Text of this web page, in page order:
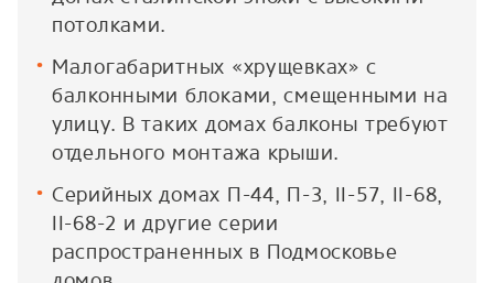
потолками.
Малогабаритных «хрущевках» с
балконными блоками, смещенными на
улицу. В таких домах балконы требуют
отдельного монтажа крыши.
Серийных домах П-44, П-3, II-57, II-68,
II-68-2 и другие серии
распространенных в Подмосковье